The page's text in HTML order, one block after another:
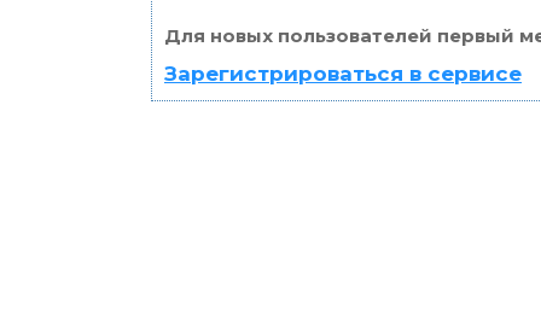
Для новых пользователей первый
Зарегистрироваться в сервисе